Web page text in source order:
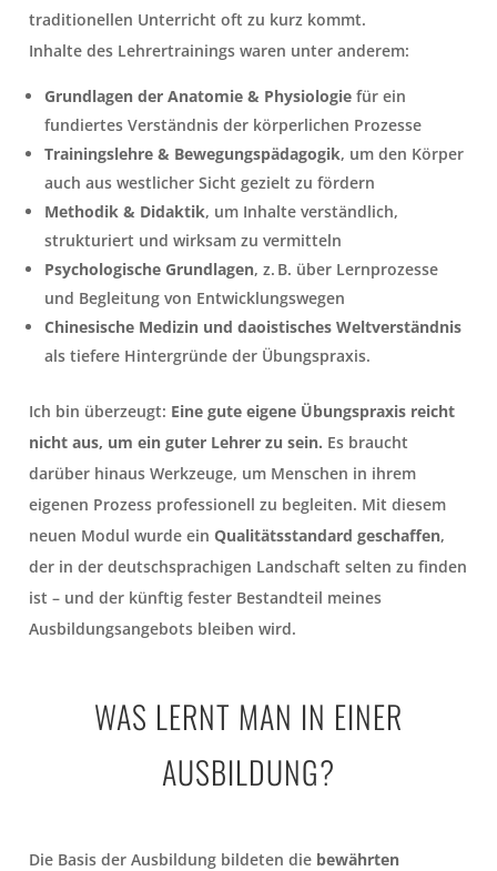
traditionellen Unterricht oft zu kurz kommt.
Inhalte des Lehrertrainings waren unter anderem:
Grundlagen der Anatomie & Physiologie für ein
fundiertes Verständnis der körperlichen Prozesse
Trainingslehre & Bewegungspädagogik, um den Körper
auch aus westlicher Sicht gezielt zu fördern
Methodik & Didaktik, um Inhalte verständlich,
strukturiert und wirksam zu vermitteln
Psychologische Grundlagen, z. B. über Lernprozesse
und Begleitung von Entwicklungswegen
Chinesische Medizin und daoistisches Weltverständnis
als tiefere Hintergründe der Übungspraxis.
Ich bin überzeugt: Eine gute eigene Übungspraxis reicht
nicht aus, um ein guter Lehrer zu sein. Es braucht
darüber hinaus Werkzeuge, um Menschen in ihrem
eigenen Prozess professionell zu begleiten. Mit diesem
neuen Modul wurde einQualitätsstandard geschaffen,
der in der deutschsprachigen Landschaft selten zu finden
ist – und der künftig fester Bestandteil meines
Ausbildungsangebots bleiben wird.
WAS LERNT MAN IN EINER
AUSBILDUNG?
Die Basis der Ausbildung bildeten die bewährten